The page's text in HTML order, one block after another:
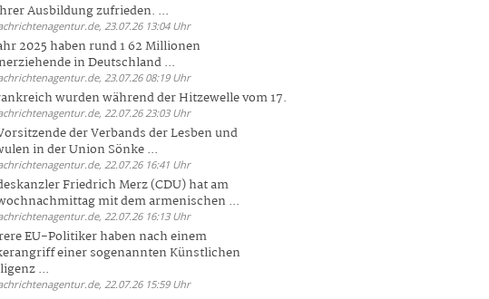
Ausbildung zufrieden. ...
23.07.26 13:04 Uhr
2025 haben rund 1 62 Millionen
in Deutschland ...
23.07.26 08:19 Uhr
wurden während der Hitzewelle vom 17.
22.07.26 23:03 Uhr
der Verbands der Lesben und
in der Union Sönke ...
22.07.26 16:41 Uhr
Friedrich Merz (CDU) hat am
mit dem armenischen ...
22.07.26 16:13 Uhr
EU-Politiker haben nach einem
einer sogenannten Künstlichen
...
22.07.26 15:59 Uhr